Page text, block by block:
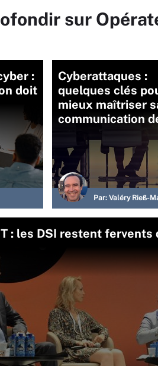
sur
:
doit
Cyberattaques :
quelques clés
mieux maîtriser
communication
Par: Valéry Rieß-
: les DSI restent fervents